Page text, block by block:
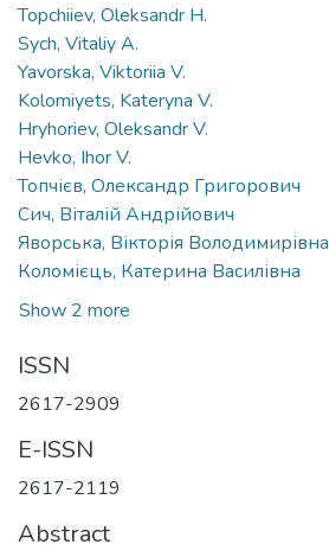
Topchiiev, Oleksandr H.
Sych, Vitaliy A.
Yavorska, Viktoriia V.
Kolomiyets, Kateryna V.
Hryhoriev, Oleksandr V.
Hevko, Ihor V.
Топчієв, Олександр Григорович
Сич, Віталій Андрійович
Яворська, Вікторія Володимирівна
Коломієць, Катерина Василівна
Show 2 more
ISSN
2617-2909
E-ISSN
2617-2119
Abstract